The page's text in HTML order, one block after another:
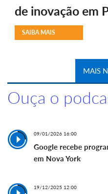
de inovação em
SAIBA MAIS
MAIS
Ouça o
09/01/2026 16:00
Google recebe
em Nova York
19/12/2025 12:00